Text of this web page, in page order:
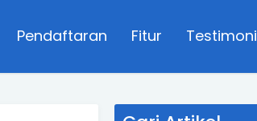
Pendaftaran Fitur Testimoni